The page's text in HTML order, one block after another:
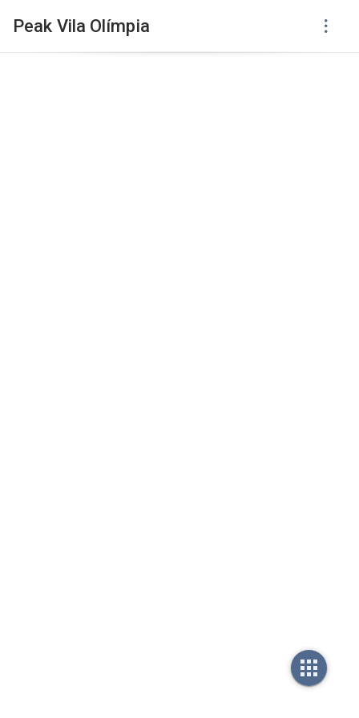
Peak Vila Olímpia